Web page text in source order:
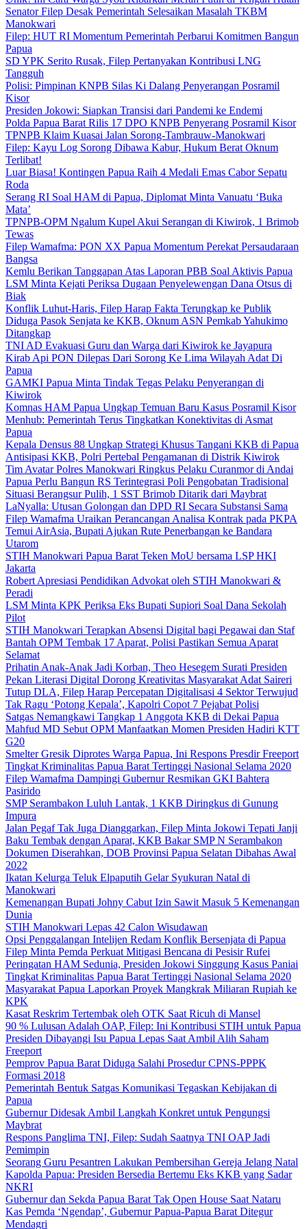
Senator Filep Desak Pemerintah Selesaikan Masalah TKBM
Manokwari
Filep: HUT RI Momentum Pemerintah Perbarui Komitmen Bangun
Papua
SD YPK Serito Rusak, Filep Pertanyakan Kontribusi LNG
Tangguh
Polisi: Pimpinan KNPB Silas Ki Dalang Penyerangan Posramil
Kisor
Presiden Jokowi: Siapkan Transisi dari Pandemi ke Endemi
Polda Papua Barat Rilis 17 DPO KNPB Penyerang Posramil Kisor
TPNPB Klaim Kuasai Jalan Sorong-Tambrauw-Manokwari
Filep: Kayu Log Sorong Dibawa Kabur, Hukum Berat Oknum
Terlibat!
Luar Biasa! Kontingen Papua Raih 4 Medali Emas Cabor Sepatu
Roda
Serang RI Soal HAM di Papua, Diplomat Minta Vanuatu ‘Buka
Mata’
TPNPB-OPM Ngalum Kupel Akui Serangan di Kiwirok, 1 Brimob
Tewas
Filep Wamafma: PON XX Papua Momentum Perekat Persaudaraan
Bangsa
Kemlu Berikan Tanggapan Atas Laporan PBB Soal Aktivis Papua
LSM Minta Kejati Periksa Dugaan Penyelewengan Dana Otsus di
Biak
Konflik Luhut-Haris, Filep Harap Fakta Terungkap ke Publik
Diduga Pasok Senjata ke KKB, Oknum ASN Pemkab Yahukimo
Ditangkap
TNI AD Evakuasi Guru dan Warga dari Kiwirok ke Jayapura
Kirab Api PON Dilepas Dari Sorong Ke Lima Wilayah Adat Di
Papua
GAMKI Papua Minta Tindak Tegas Pelaku Penyerangan di
Kiwirok
Komnas HAM Papua Ungkap Temuan Baru Kasus Posramil Kisor
Menhub: Pemerintah Terus Tingkatkan Konektivitas di Asmat
Papua
Kepala Densus 88 Ungkap Strategi Khusus Tangani KKB di Papua
Antisipasi KKB, Polri Pertebal Pengamanan di Distrik Kiwirok
Tim Avatar Polres Manokwari Ringkus Pelaku Curanmor di Andai
Papua Perlu Bangun RS Terintegrasi Poli Pengobatan Tradisional
Situasi Berangsur Pulih, 1 SST Brimob Ditarik dari Maybrat
LaNyalla: Utusan Golongan dan DPD RI Secara Substansi Sama
Filep Wamafma Uraikan Perancangan Analisa Kontrak pada PKPA
Temui AirAsia, Bupati Ajukan Rute Penerbangan ke Bandara
Utarom
STIH Manokwari Papua Barat Teken MoU bersama LSP HKI
Jakarta
Robert Apresiasi Pendidikan Advokat oleh STIH Manokwari &
Peradi
LSM Minta KPK Periksa Eks Bupati Supiori Soal Dana Sekolah
Pilot
STIH Manokwari Terapkan Absensi Digital bagi Pegawai dan Staf
Bantah OPM Tembak 17 Aparat, Polisi Pastikan Semua Aparat
Selamat
Prihatin Anak-Anak Jadi Korban, Theo Hesegem Surati Presiden
Pekan Literasi Digital Dorong Kreativitas Masyarakat Adat Saireri
Tutup DLA, Filep Harap Percepatan Digitalisasi 4 Sektor Terwujud
Tak Ragu ‘Potong Kepala’, Kapolri Copot 7 Pejabat Polisi
Satgas Nemangkawi Tangkap 1 Anggota KKB di Dekai Papua
Mahfud MD Sebut OPM Manfaatkan Momen Presiden Hadiri KTT
G20
Smelter Gresik Diprotes Warga Papua, Ini Respons Presdir Freeport
Tingkat Kriminalitas Papua Barat Tertinggi Nasional Selama 2020
Filep Wamafma Dampingi Gubernur Resmikan GKI Bahtera
Pasirido
SMP Serambakon Luluh Lantak, 1 KKB Diringkus di Gunung
Impura
Jalan Pegaf Tak Juga Dianggarkan, Filep Minta Jokowi Tepati Janji
Baku Tembak dengan Aparat, KKB Bakar SMP N Serambakon
Dokumen Diserahkan, DOB Provinsi Papua Selatan Dibahas Awal
2022
Ikatan Kelurga Teluk Elpaputih Gelar Syukuran Natal di
Manokwari
Kemenangan Bupati Johny Cabut Izin Sawit Masuk 5 Kemenangan
Dunia
STIH Manokwari Lepas 42 Calon Wisudawan
Opsi Penggalangan Intelijen Redam Konflik Bersenjata di Papua
Filep Minta Pemda Perkuat Mitigasi Bencana di Pesisir Rufei
Peringatan HAM Sedunia, Presiden Jokowi Singgung Kasus Paniai
Tingkat Kriminalitas Papua Barat Tertinggi Nasional Selama 2020
Masyarakat Papua Laporkan Proyek Mangkrak Miliaran Rupiah ke
KPK
Kasat Reskrim Tertembak oleh OTK Saat Ricuh di Mansel
90 % Lulusan Adalah OAP, Filep: Ini Kontribusi STIH untuk Papua
Presiden Dibayangi Isu Papua Lepas Saat Ambil Alih Saham
Freeport
Pemprov Papua Barat Diduga Salahi Prosedur CPNS-PPPK
Formasi 2018
Pemerintah Bentuk Satgas Komunikasi Tegaskan Kebijakan di
Papua
Gubernur Didesak Ambil Langkah Konkret untuk Pengungsi
Maybrat
Respons Panglima TNI, Filep: Sudah Saatnya TNI OAP Jadi
Pemimpin
Seorang Guru Pesantren Lakukan Pembersihan Gereja Jelang Natal
Kapolda Papua: Presiden Bersedia Bertemu Eks KKB yang Sadar
NKRI
Gubernur dan Sekda Papua Barat Tak Open House Saat Nataru
Kas Pemda ‘Ngendap’, Gubernur Papua-Papua Barat Ditegur
Mendagri